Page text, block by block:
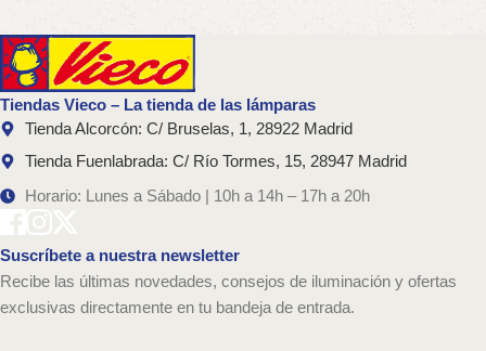
Tiendas Vieco – La tienda de las lámparas
Tienda Alcorcón: C/ Bruselas, 1, 28922 Madrid
Tienda Fuenlabrada: C/ Río Tormes, 15, 28947 Madrid
Horario: Lunes a Sábado | 10h a 14h – 17h a 20h
Suscríbete a nuestra newsletter
Recibe las últimas novedades, consejos de iluminación y ofertas
exclusivas directamente en tu bandeja de entrada.